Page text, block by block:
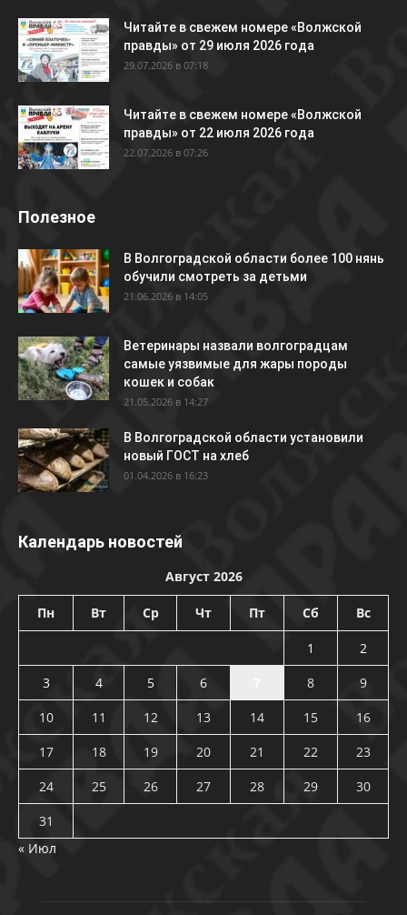
Читайте в свежем номере «Волжской
правды» от 29 июля 2026 года
29.07.2026 в 07:18
Читайте в свежем номере «Волжской
правды» от 22 июля 2026 года
22.07.2026 в 07:26
Полезное
В Волгоградской области более 100 нянь
обучили смотреть за детьми
21.06.2026 в 14:05
Ветеринары назвали волгоградцам
самые уязвимые для жары породы
кошек и собак
21.05.2026 в 14:27
В Волгоградской области установили
новый ГОСТ на хлеб
01.04.2026 в 16:23
Календарь новостей
Август 2026
Пн Вт Ср Чт Пт Сб Вс
1
2
3
4 5 6 8
9
10
11 12 13 14 15
16
17
18 19 20 21 22
23
24
25 26 27 28 29
30
31
« Июл